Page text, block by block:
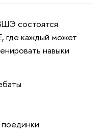
состоятся
где каждый может
навыки